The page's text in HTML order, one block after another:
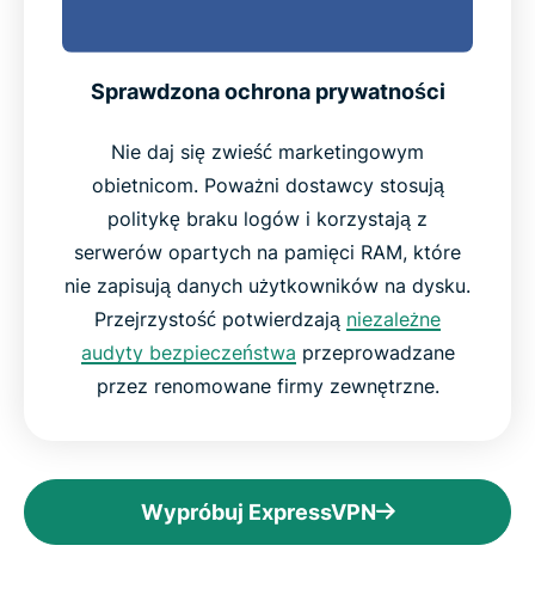
Sprawdzona ochrona prywatności
Nie daj się zwieść marketingowym
obietnicom. Poważni dostawcy stosują
politykę braku logów i korzystają z
serwerów opartych na pamięci RAM, które
nie zapisują danych użytkowników na dysku.
Przejrzystość potwierdzają niezależne
audyty bezpieczeństwa przeprowadzane
przez renomowane firmy zewnętrzne.
Wypróbuj ExpressVPN